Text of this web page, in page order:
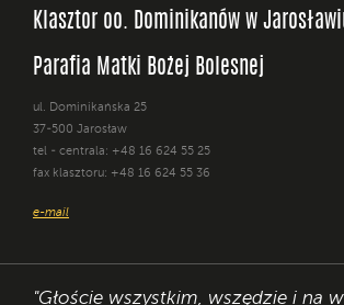
Klasztor oo. Dominikanów w
Parafia Matki Bożej Bolesnej
ul. Dominikańska 25
37-500 Jarosław
tel - centrala: +48 16 624 55 25
fax klasztoru: +48 16 624 55 36
e-mail
"Głoście wszystkim, wszędzie i na